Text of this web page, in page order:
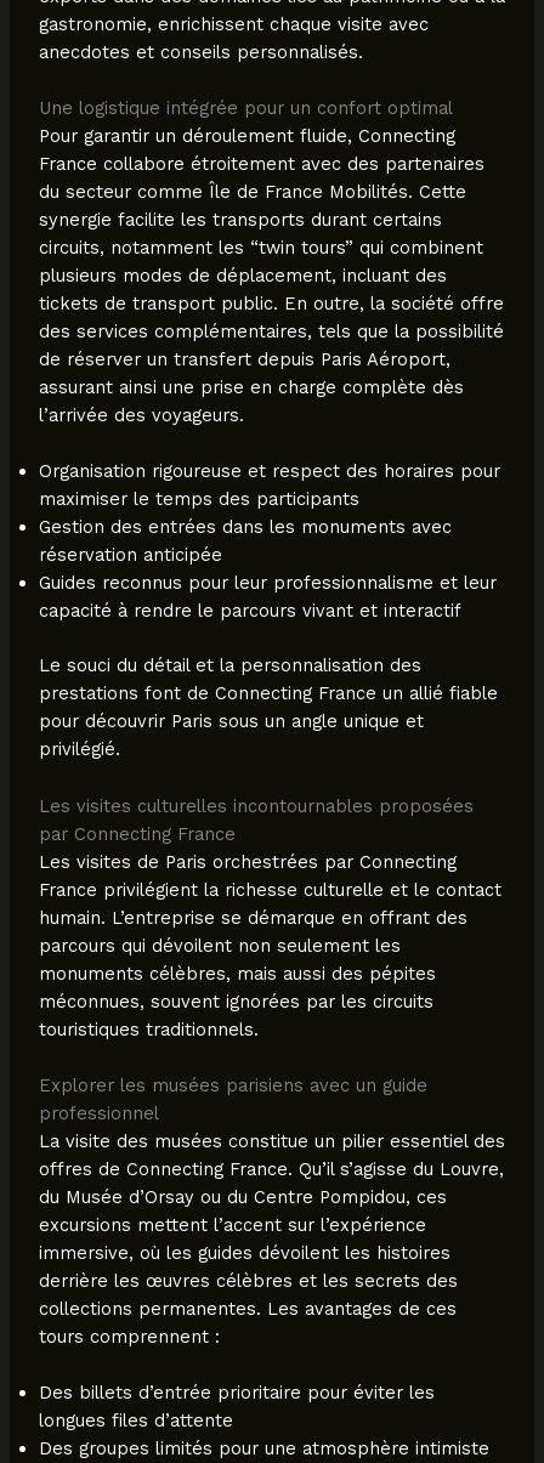
gastronomie, enrichissent chaque visite avec
anecdotes et conseils personnalisés.
Une logistique intégrée pour un confort optimal
Pour garantir un déroulement fluide, Connecting
France collabore étroitement avec des partenaires
du secteur comme Île de France Mobilités. Cette
synergie facilite les transports durant certains
circuits, notamment les “twin tours” qui combinent
plusieurs modes de déplacement, incluant des
tickets de transport public. En outre, la société offre
des services complémentaires, tels que la possibilité
de réserver un transfert depuis Paris Aéroport,
assurant ainsi une prise en charge complète dès
l’arrivée des voyageurs.
Organisation rigoureuse et respect des horaires pour
maximiser le temps des participants
Gestion des entrées dans les monuments avec
réservation anticipée
Guides reconnus pour leur professionnalisme et leur
capacité à rendre le parcours vivant et interactif
Le souci du détail et la personnalisation des
prestations font de Connecting France un allié fiable
pour découvrir Paris sous un angle unique et
privilégié.
Les visites culturelles incontournables proposées
par Connecting France
Les visites de Paris orchestrées par Connecting
France privilégient la richesse culturelle et le contact
humain. L’entreprise se démarque en offrant des
parcours qui dévoilent non seulement les
monuments célèbres, mais aussi des pépites
méconnues, souvent ignorées par les circuits
touristiques traditionnels.
Explorer les musées parisiens avec un guide
professionnel
La visite des musées constitue un pilier essentiel des
offres de Connecting France. Qu’il s’agisse du Louvre,
du Musée d’Orsay ou du Centre Pompidou, ces
excursions mettent l’accent sur l’expérience
immersive, où les guides dévoilent les histoires
derrière les œuvres célèbres et les secrets des
collections permanentes. Les avantages de ces
tours comprennent :
Des billets d’entrée prioritaire pour éviter les
longues files d’attente
Des groupes limités pour une atmosphère intimiste